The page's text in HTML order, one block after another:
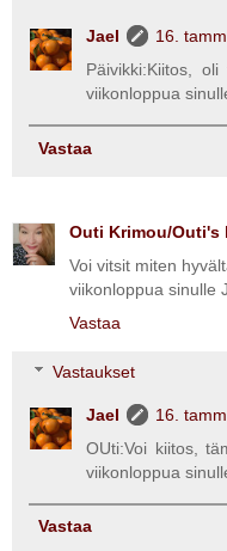
Jael
16.
Päivikki:Kiitos,
viikonloppua
Vastaa
Outi Krimou/Outi's
Voi vitsit miten
viikonloppua sinulle
Vastaa
Vastaukset
Jael
16.
OUti:Voi kiitos,
viikonloppua
Vastaa